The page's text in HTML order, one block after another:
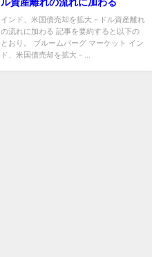
インド、米国債売却を拡大－ドル資産離れ
の流れに加わる 記事を要約すると以下の
とおり。 ブルームバーグ マーケット イン
ド、米国債売却を拡大－...